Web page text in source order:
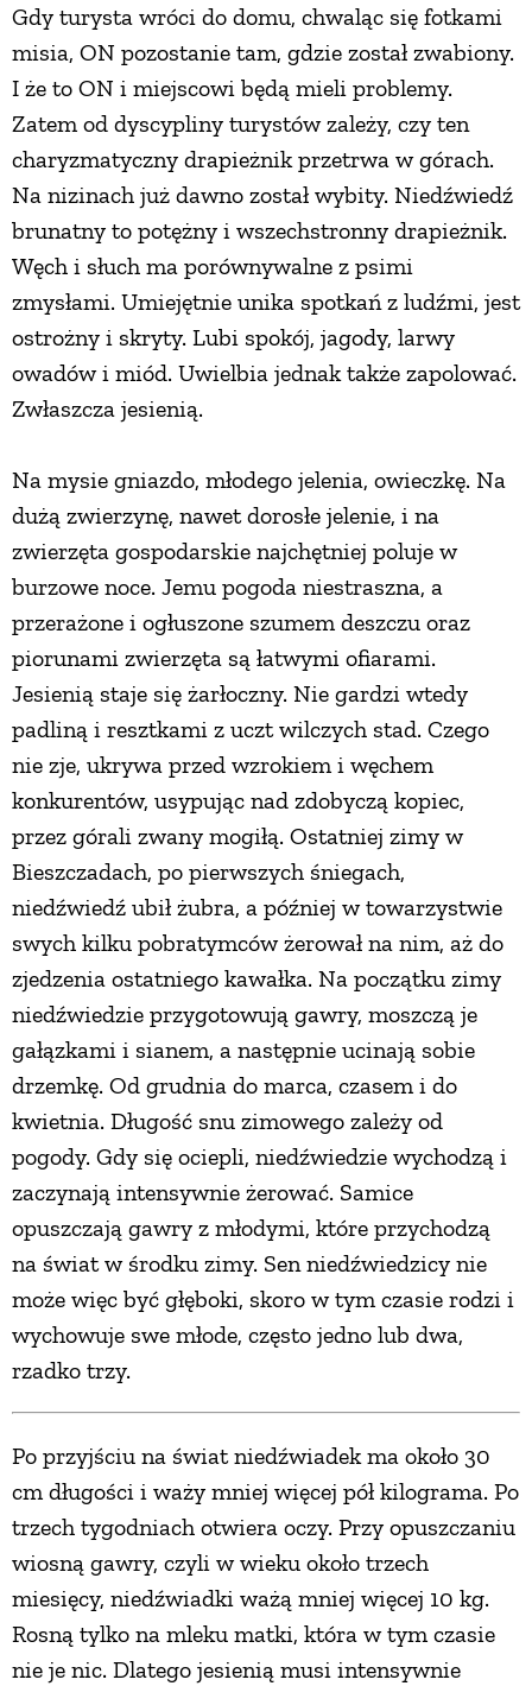
Gdy turysta wróci do domu, chwaląc się fotkami
misia, ON pozostanie tam, gdzie został zwabiony.
I że to ON i miejscowi będą mieli problemy.
Zatem od dyscypliny turystów zależy, czy ten
charyzmatyczny drapieżnik przetrwa w górach.
Na nizinach już dawno został wybity. Niedźwiedź
brunatny to potężny i wszechstronny drapieżnik.
Węch i słuch ma porównywalne z psimi
zmysłami. Umiejętnie unika spotkań z ludźmi, jest
ostrożny i skryty. Lubi spokój, jagody, larwy
owadów i miód. Uwielbia jednak także zapolować.
Zwłaszcza jesienią.
Na mysie gniazdo, młodego jelenia, owieczkę. Na
dużą zwierzynę, nawet dorosłe jelenie, i na
zwierzęta gospodarskie najchętniej poluje w
burzowe noce. Jemu pogoda niestraszna, a
przerażone i ogłuszone szumem deszczu oraz
piorunami zwierzęta są łatwymi ofiarami.
Jesienią staje się żarłoczny. Nie gardzi wtedy
padliną i resztkami z uczt wilczych stad. Czego
nie zje, ukrywa przed wzrokiem i węchem
konkurentów, usypując nad zdobyczą kopiec,
przez górali zwany mogiłą. Ostatniej zimy w
Bieszczadach, po pierwszych śniegach,
niedźwiedź ubił żubra, a później w towarzystwie
swych kilku pobratymców żerował na nim, aż do
zjedzenia ostatniego kawałka. Na początku zimy
niedźwiedzie przygotowują gawry, moszczą je
gałązkami i sianem, a następnie ucinają sobie
drzemkę. Od grudnia do marca, czasem i do
kwietnia. Długość snu zimowego zależy od
pogody. Gdy się ociepli, niedźwiedzie wychodzą i
zaczynają intensywnie żerować. Samice
opuszczają gawry z młodymi, które przychodzą
na świat w środku zimy. Sen niedźwiedzicy nie
może więc być głęboki, skoro w tym czasie rodzi i
wychowuje swe młode, często jedno lub dwa,
rzadko trzy.
Po przyjściu na świat niedźwiadek ma około 30
cm długości i waży mniej więcej pół kilograma. Po
trzech tygodniach otwiera oczy. Przy opuszczaniu
wiosną gawry, czyli w wieku około trzech
miesięcy, niedźwiadki ważą mniej więcej 10 kg.
Rosną tylko na mleku matki, która w tym czasie
nie je nic. Dlatego jesienią musi intensywnie